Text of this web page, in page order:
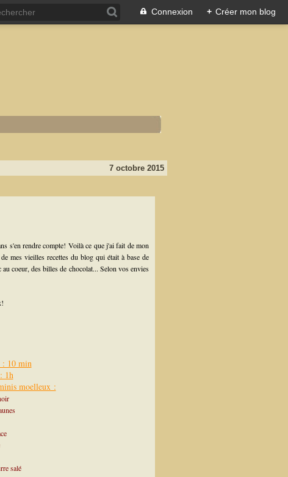
Connexion + Créer mon blog
7 octobre 2015
s'en rendre compte! Voilà ce que j'ai fait de mon
mes vieilles recettes du blog qui était à base de
coeur, des billes de chocolat... Selon vos envies
: 10 min
1h
moelleux :
salé